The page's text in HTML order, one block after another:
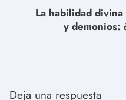
La habilidad
y demonios:
Deja una respuesta